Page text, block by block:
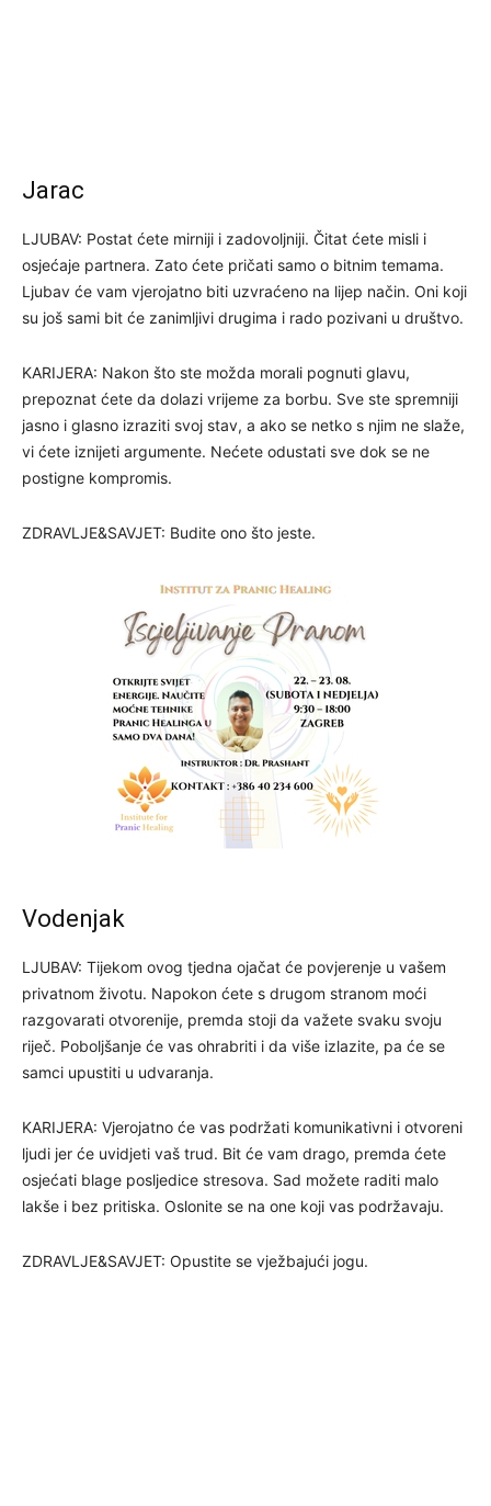
Jarac
LJUBAV: Postat ćete mirniji i zadovoljniji. Čitat ćete misli i
osjećaje partnera. Zato ćete pričati samo o bitnim temama.
Ljubav će vam vjerojatno biti uzvraćeno na lijep način. Oni koji
su još sami bit će zanimljivi drugima i rado pozivani u društvo.
KARIJERA: Nakon što ste možda morali pognuti glavu,
prepoznat ćete da dolazi vrijeme za borbu. Sve ste spremniji
jasno i glasno izraziti svoj stav, a ako se netko s njim ne slaže,
vi ćete iznijeti argumente. Nećete odustati sve dok se ne
postigne kompromis.
ZDRAVLJE&SAVJET: Budite ono što jeste.
Vodenjak
LJUBAV: Tijekom ovog tjedna ojačat će povjerenje u vašem
privatnom životu. Napokon ćete s drugom stranom moći
razgovarati otvorenije, premda stoji da važete svaku svoju
riječ. Poboljšanje će vas ohrabriti i da više izlazite, pa će se
samci upustiti u udvaranja.
KARIJERA: Vjerojatno će vas podržati komunikativni i otvoreni
ljudi jer će uvidjeti vaš trud. Bit će vam drago, premda ćete
osjećati blage posljedice stresova. Sad možete raditi malo
lakše i bez pritiska. Oslonite se na one koji vas podržavaju.
ZDRAVLJE&SAVJET: Opustite se vježbajući jogu.